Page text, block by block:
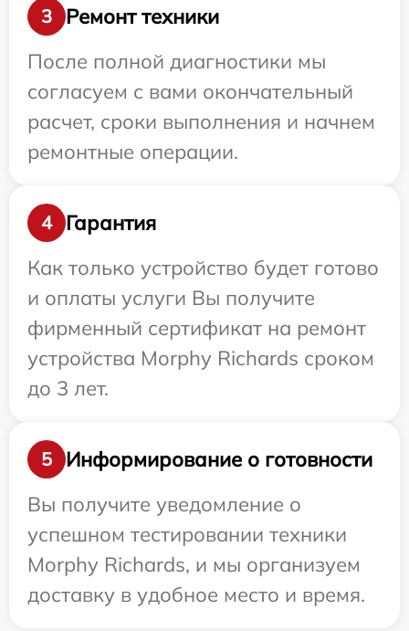
3
Ремонт техники
После полной диагностики мы
согласуем с вами окончательный
расчет, сроки выполнения и начнем
ремонтные операции.
4
Гарантия
Как только устройство будет готово
и оплаты услуги Вы получите
фирменный сертификат на ремонт
устройства Morphy Richards сроком
до 3 лет.
5
Информирование о готовности
Вы получите уведомление о
успешном тестировании техники
Morphy Richards, и мы организуем
доставку в удобное место и время.